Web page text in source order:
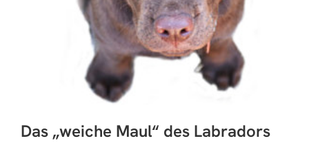
Das „weiche Maul“ des Labradors